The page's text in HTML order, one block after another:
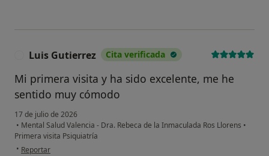
Luis Gutierrez Cita verificada
Mi primera visita y ha sido excelente, me he
sentido muy cómodo
17 de julio de 2026
• Mental Salud Valencia - Dra. Rebeca de la Inmaculada Ros Llorens •
Primera visita Psiquiatría
• en opinión del usuario Luis Gutierrez
Reportar